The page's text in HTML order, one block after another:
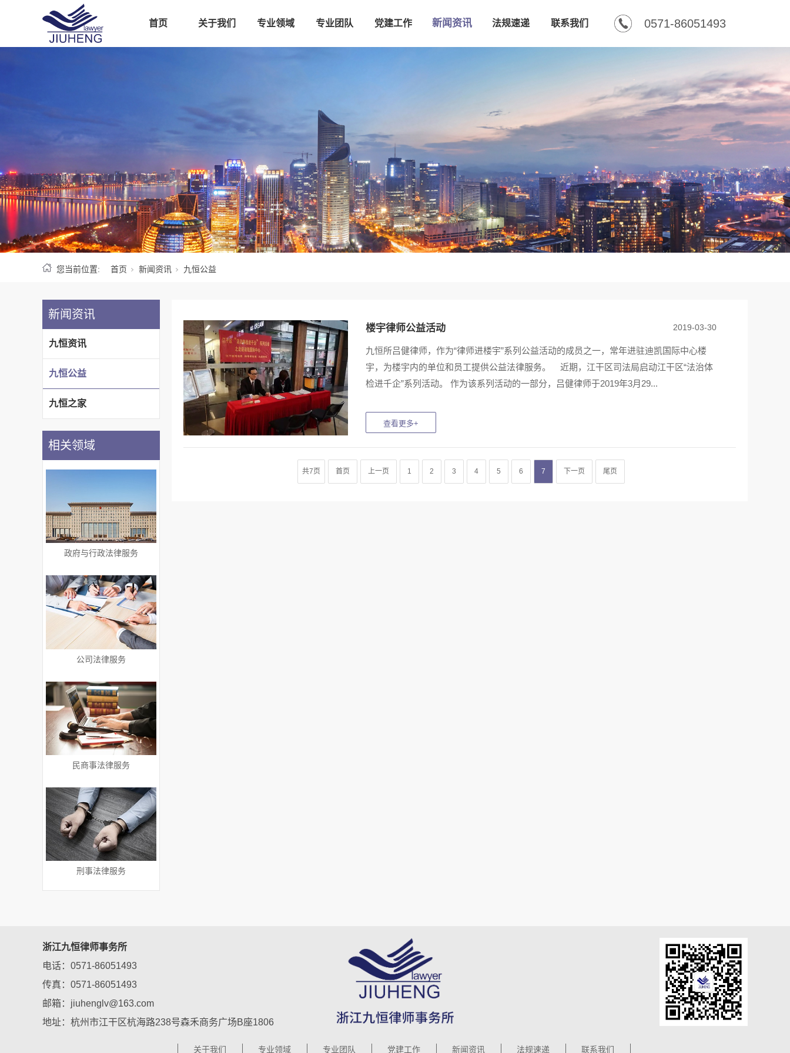
首页 关于我们 专业领域 专业团队 党建工作 新闻资讯 法规速递 联系我们 0571-86051493
您当前位置: 首页 新闻资讯 九恒公益
新闻资讯
九恒资讯
九恒公益
九恒之家
相关领域
政府与行政法律服务
公司法律服务
民商事法律服务
刑事法律服务
楼宇律师公益活动 2019-03-30
九恒所吕健律师，作为“律师进楼宇”系列公益活动的成员之一，常年进驻迪凯国际中心楼
宇，为楼宇内的单位和员工提供公益法律服务。 近期，江干区司法局启动江干区“法治体
检进千企”系列活动。 作为该系列活动的一部分，吕健律师于2019年3月29...
共7页 首页 上一页 1 2 3 4 5 6 7 下一页 尾页
浙江九恒律师事务所
电话：0571-86051493
传真：0571-86051493
邮箱：jiuhenglv@163.com
地址：杭州市江干区杭海路238号森禾商务广场B座1806
关于我们 专业领域 专业团队 党建工作 新闻资讯 法规速递 联系我们